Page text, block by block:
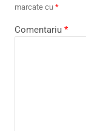
marcate cu *
Comentariu *